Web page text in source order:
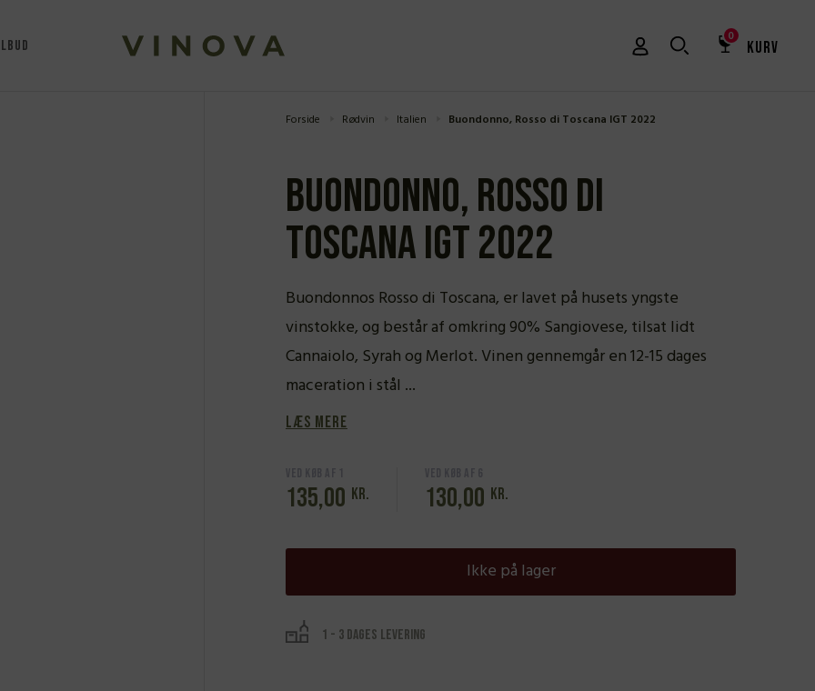
KURV
0
Forside Rødvin Italien Buondonno, Rosso di Toscana IGT 2022
Buondonno, Rosso di
Toscana IGT 2022
Buondonnos Rosso di Toscana, er lavet på husets yngste
vinstokke, og består af omkring 90% Sangiovese, tilsat lidt
Cannaiolo, Syrah og Merlot. Vinen gennemgår en 12-15 dages
maceration i stål ...
Læs mere
135,00 kr. 130,00 kr.
Ikke på lager
1 - 3 dages levering